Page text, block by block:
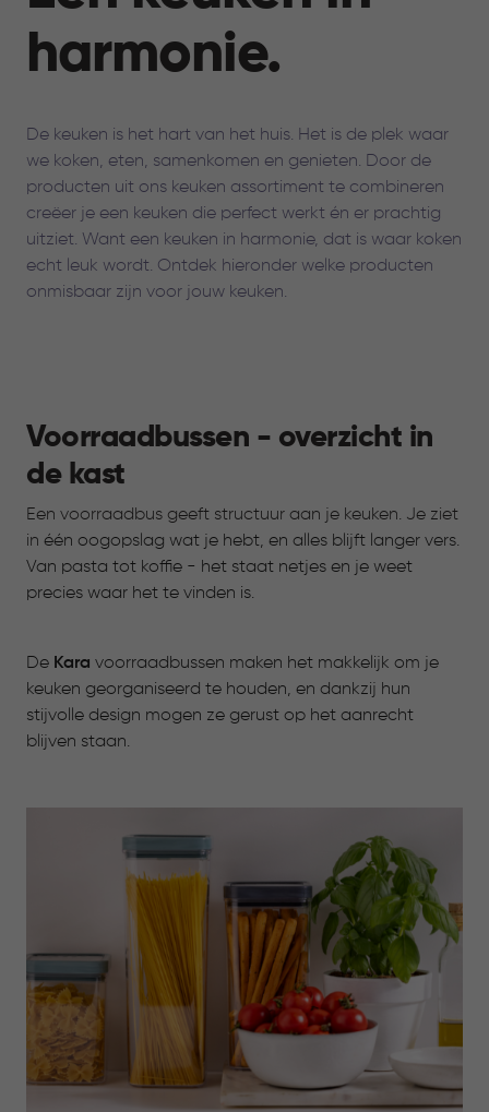
harmonie.
De keuken is het hart van het huis. Het is de plek waar
we koken, eten, samenkomen en genieten. Door de
producten uit ons keuken assortiment te combineren
creëer je een keuken die perfect werkt én er prachtig
uitziet. Want een keuken in harmonie, dat is waar koken
echt leuk wordt. Ontdek hieronder welke producten
onmisbaar zijn voor jouw keuken.
Voorraadbussen - overzicht in
de kast
Een voorraadbus geeft structuur aan je keuken. Je ziet
in één oogopslag wat je hebt, en alles blijft langer vers.
Van pasta tot koffie - het staat netjes en je weet
precies waar het te vinden is.
De Kara voorraadbussen maken het makkelijk om je
keuken georganiseerd te houden, en dankzij hun
stijvolle design mogen ze gerust op het aanrecht
blijven staan.